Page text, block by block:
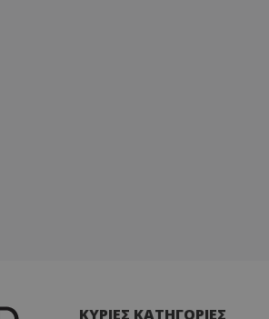
ΚΥΡΙΕΣ ΚΑΤΗΓΟΡΙΕΣ